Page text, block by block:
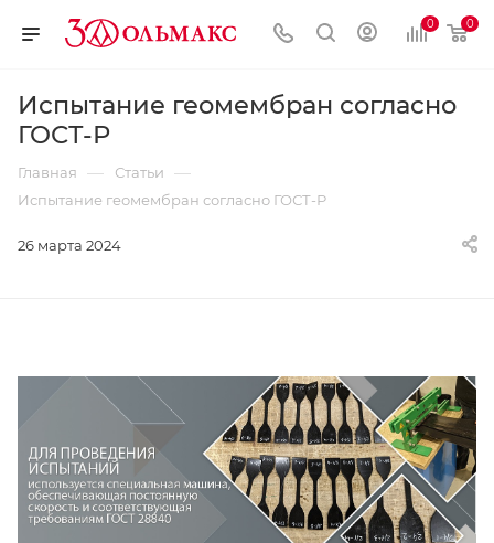
0 0
Испытание геомембран согласно
ГОСТ-Р
Главная — Статьи —
Испытание геомембран согласно ГОСТ-Р
26 марта 2024